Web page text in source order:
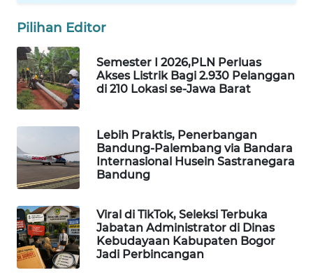
Pilihan Editor
Semester I 2026,PLN Perluas
Akses Listrik Bagi 2.930 Pelanggan
di 210 Lokasi se-Jawa Barat
Lebih Praktis, Penerbangan
Bandung-Palembang via Bandara
Internasional Husein Sastranegara
Bandung
Viral di TikTok, Seleksi Terbuka
Jabatan Administrator di Dinas
Kebudayaan Kabupaten Bogor
Jadi Perbincangan
FORWAMKI
ALPERKLINAS
TAMBANG
NEWS
SITUNGIR
NEWS
SIDIKALANG